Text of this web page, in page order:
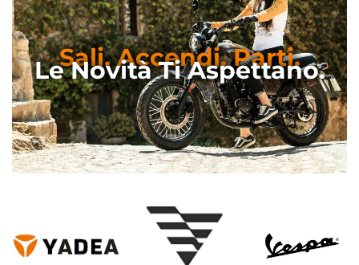
Sali. Accendi. Parti.
Le Novità Ti Aspettano.